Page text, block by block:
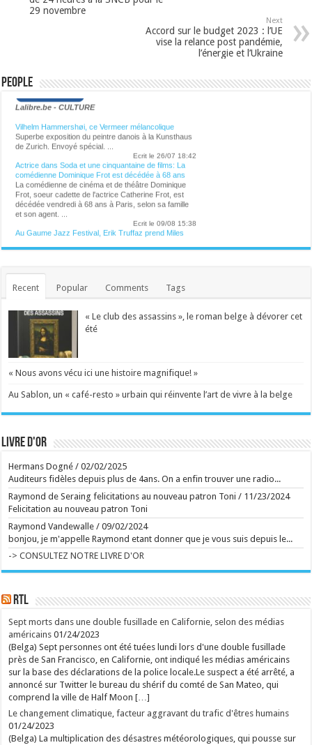
29 novembre
Next
Accord sur le budget 2023 : l’UE
vise la relance post pandémie,
l’énergie et l’Ukraine
People
Lalibre.be - CULTURE
Vilhelm Hammershøi, ce Vermeer mélancolique
Superbe exposition du peintre danois à la Kunsthaus
de Zurich. Envoyé spécial. ...
Ecrit le 26/07 18:42
Actrice dans Soda et une cinquantaine de films: La
comédienne Dominique Frot est décédée à 68 ans
La comédienne de cinéma et de théâtre Dominique
Frot, soeur cadette de l'actrice Catherine Frot, est
décédée vendredi à 68 ans à Paris, selon sa famille
et son agent. ...
Ecrit le 09/08 15:38
Au Gaume Jazz Festival, Erik Truffaz prend Miles
Davis au mot
Vendredi et samedi, les deux premiers soirs du
pianiste Keith Jarrett. ...
comment la superstar flamande a-t-elle réussi à
séduire le public francophone?
Phénomène en Flandre, Pommelien Thijs a donné à
Ronquières son premier concert dans un festival en
Wallonie. ...
Virginie Efira honorée au festival de Locarno : " Un
L'actrice belgo-française Virginie Efira a reçu
79e Festival du film de Locarno. Cette distinction
Ecrit le 08/08 12:50
d'annuler son concert au Ronquières Festival ce
dimanche, voici l'artiste qui la remplacera
Une laryngite aiguë contraint Charlotte Cardin à
annuler son concert au Ronquières Festival. Lost
Frequencies la remplacera ce dimanche soir. ...
Ecrit le 09/08 11:18
Immersion dans un monde post-humain, sombre et
poétique
Pierre Huyghe offre une expérience totale à la
Fondation Beyeler à Bâle, reconstruisant un réel
décalé. ...
Vincent Bastien exerce un métier méconnu à
Versailles : "On reçoit entre 20 et 60 alertes par jour"
provenance des oeuvres, Vincent Bastien s'assure
qu'à Versailles, tout n'est que transparence. ...
Ecrit le 08/08 19:58
Georges-Louis Bouchez ciblé par Roméo Elvis : le
tacle du chanteur au Ronquières Festival
Le chanteur belge n'a pas manqué l'occasion de
glisser une pique politique sur la scène du festival,
dans un échange qui a rapidement fait réagir le
public. ...
Ecrit le 08/08 17:49
Recent Popular Comments Tags
« Le club des assassins », le roman belge à dévorer cet
été
« Nous avons vécu ici une histoire magnifique! »
Au Sablon, un « café-resto » urbain qui réinvente l’art de vivre à la belge
Livre d'or
Hermans Dogné /02/02/2025
Auditeurs fidèles depuis plus de 4ans. On a enfin trouver une radio...
Raymond de Seraing felicitations au nouveau patron Toni / 11/23/2024
Felicitation au nouveau patron Toni
Raymond Vandewalle /09/02/2024
bonjou, je m'appelle Raymond etant donner que je vous suis depuis le...
-> CONSULTEZ NOTRE LIVRE D'OR
RTL
Sept morts dans une double fusillade en Californie, selon des médias
américains 01/24/2023
(Belga) Sept personnes ont été tuées lundi lors d'une double fusillade
près de San Francisco, en Californie, ont indiqué les médias américains
sur la base des déclarations de la police locale.Le suspect a été arrêté, a
annoncé sur Twitter le bureau du shérif du comté de San Mateo, qui
comprend la ville de Half Moon […]
Le changement climatique, facteur aggravant du trafic d'êtres humains
01/24/2023
(Belga) La multiplication des désastres météorologiques, qui pousse sur